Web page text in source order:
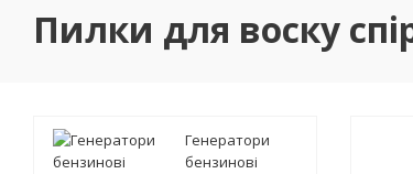
Пилки для воску
Генератори
бензинові